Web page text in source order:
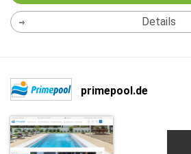
Details
primepool.de